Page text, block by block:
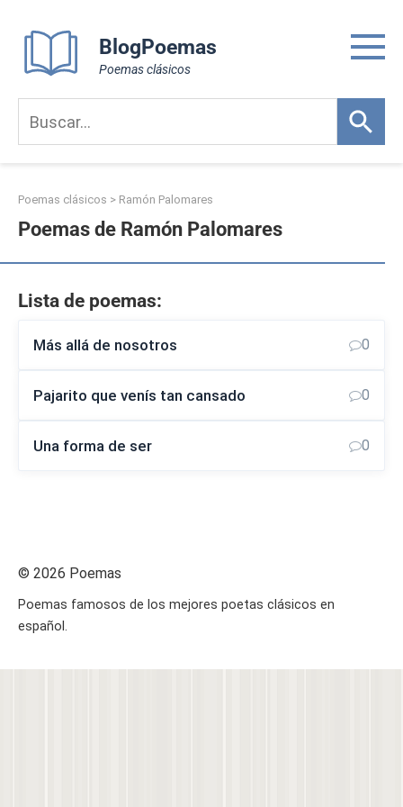
content
BlogPoemas
Poemas clásicos
Poemas clásicos > Ramón Palomares
Poemas de Ramón Palomares
Lista de poemas:
Más allá de nosotros 0
Pajarito que venís tan cansado 0
Una forma de ser 0
© 2026 Poemas
Poemas famosos de los mejores poetas clásicos en
español.